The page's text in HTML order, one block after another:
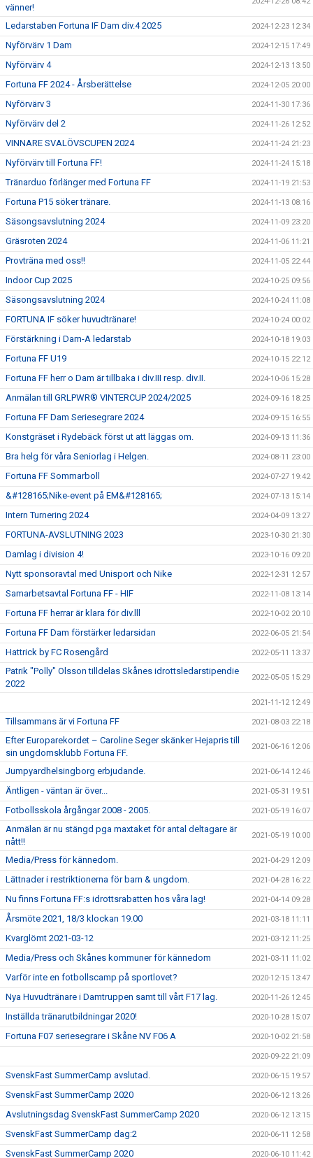
vänner!
Ledarstaben Fortuna IF Dam div.4 2025 2024-12-23 12:34
Nyförvärv 1 Dam 2024-12-15 17:49
Nyförvärv 4 2024-12-13 13:50
Fortuna FF 2024 - Årsberättelse 2024-12-05 20:00
Nyförvärv 3 2024-11-30 17:36
Nyförvärv del 2 2024-11-26 12:52
VINNARE SVALÖVSCUPEN 2024 2024-11-24 21:23
Nyförvärv till Fortuna FF! 2024-11-24 15:18
Tränarduo förlänger med Fortuna FF 2024-11-19 21:53
Fortuna P15 söker tränare. 2024-11-13 08:16
Säsongsavslutning 2024 2024-11-09 23:20
Gräsroten 2024 2024-11-06 11:21
Provträna med oss!! 2024-11-05 22:44
Indoor Cup 2025 2024-10-25 09:56
Säsongsavslutning 2024 2024-10-24 11:08
FORTUNA IF söker huvudtränare! 2024-10-24 00:02
Förstärkning i Dam-A ledarstab 2024-10-18 19:03
Fortuna FF U19 2024-10-15 22:12
Fortuna FF herr o Dam är tillbaka i div.III resp. div.II. 2024-10-06 15:28
Anmälan till GRLPWR® VINTERCUP 2024/2025 2024-09-16 18:25
Fortuna FF Dam Seriesegrare 2024 2024-09-15 16:55
Konstgräset i Rydebäck först ut att läggas om. 2024-09-13 11:36
Bra helg för våra Seniorlag i Helgen. 2024-08-11 23:00
Fortuna FF Sommarboll 2024-07-27 19:42
&#128165;Nike-event på EM&#128165; 2024-07-13 15:14
Intern Turnering 2024 2024-04-09 13:27
FORTUNA-AVSLUTNING 2023 2023-10-30 21:30
Damlag i division 4! 2023-10-16 09:20
Nytt sponsoravtal med Unisport och Nike 2022-12-31 12:57
Samarbetsavtal Fortuna FF - HIF 2022-11-08 13:14
Fortuna FF herrar är klara för div.lll 2022-10-02 20:10
Fortuna FF Dam förstärker ledarsidan 2022-06-05 21:54
Hattrick by FC Rosengård 2022-05-11 13:37
Patrik "Polly" Olsson tilldelas Skånes idrottsledarstipendie
2022
2022-05-05 15:29
2021-11-12 12:49
Tillsammans är vi Fortuna FF 2021-08-03 22:18
Efter Europarekordet – Caroline Seger skänker Hejapris till
sin ungdomsklubb Fortuna FF.
2021-06-16 12:06
Jumpyardhelsingborg erbjudande. 2021-06-14 12:46
Äntligen - väntan är över... 2021-05-31 19:51
Fotbollsskola årgångar 2008 - 2005. 2021-05-19 16:07
Anmälan är nu stängd pga maxtaket för antal deltagare är
nått!!
2021-05-19 10:00
Media/Press för kännedom. 2021-04-29 12:09
Lättnader i restriktionerna för barn & ungdom. 2021-04-28 16:22
Nu finns Fortuna FF:s idrottsrabatten hos våra lag! 2021-04-14 09:28
Årsmöte 2021, 18/3 klockan 19.00 2021-03-18 11:11
Kvarglömt 2021-03-12 2021-03-12 11:25
Media/Press och Skånes kommuner för kännedom 2021-03-11 11:02
Varför inte en fotbollscamp på sportlovet? 2020-12-15 13:47
Nya Huvudtränare i Damtruppen samt till vårt F17 lag. 2020-11-26 12:45
Inställda tränarutbildningar 2020! 2020-10-28 15:07
Fortuna F07 seriesegrare i Skåne NV F06 A 2020-10-02 21:58
2020-09-22 21:09
SvenskFast SummerCamp avslutad. 2020-06-15 19:57
SvenskFast SummerCamp 2020 2020-06-12 13:26
Avslutningsdag SvenskFast SummerCamp 2020 2020-06-12 13:15
SvenskFast SummerCamp dag:2 2020-06-11 12:58
SvenskFast SummerCamp 2020 2020-06-10 11:42